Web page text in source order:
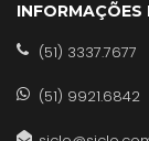
(51) 3337.7677
(51) 9921.6842